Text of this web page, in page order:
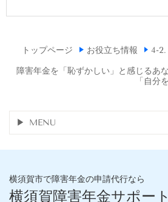
トップページ お役立ち情報
4-2.
障害年金を「恥ずかしい」と感じるあ
「自分
MENU
横須賀市で障害年金の申請代行なら
横須賀障害年金サポー